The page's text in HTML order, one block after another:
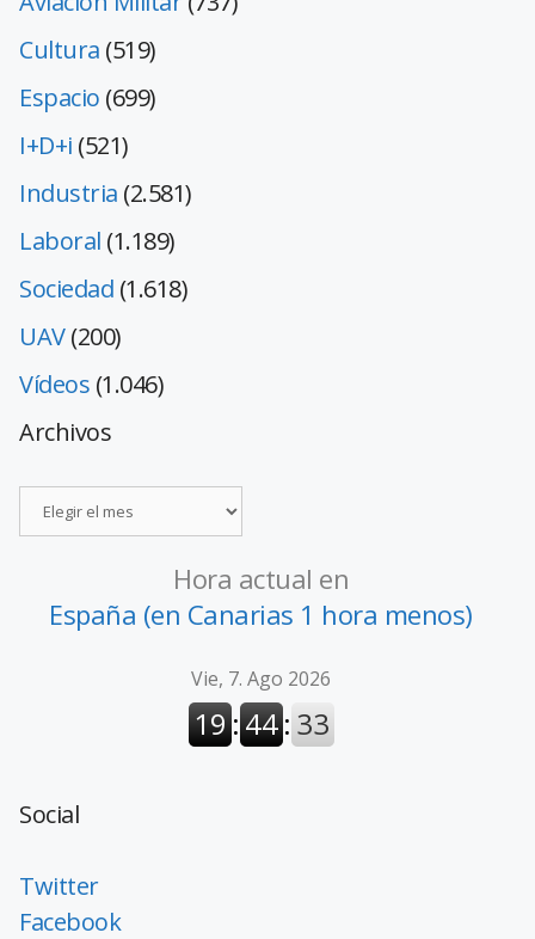
Cultura (519)
Espacio (699)
I+D+i (521)
Industria (2.581)
Laboral (1.189)
Sociedad (1.618)
UAV(200)
Vídeos (1.046)
Archivos
Hora actual en
España (en Canarias 1 hora menos)
Social
Twitter
Facebook